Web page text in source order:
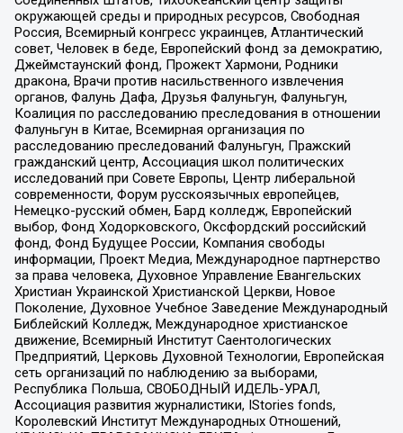
окружающей среды и природных ресурсов, Свободная
Россия, Всемирный конгресс украинцев, Атлантический
совет, Человек в беде, Европейский фонд за демократию,
Джеймстаунский фонд, Прожект Хармони, Родники
дракона, Врачи против насильственного извлечения
органов, Фалунь Дафа, Друзья Фалуньгун, Фалуньгун,
Коалиция по расследованию преследования в отношении
Фалуньгун в Китае, Всемирная организация по
расследованию преследований Фалуньгун, Пражский
гражданский центр, Ассоциация школ политических
исследований при Совете Европы, Центр либеральной
современности, Форум русскоязычных европейцев,
Немецко-русский обмен, Бард колледж, Европейский
выбор, Фонд Ходорковского, Оксфордский российский
фонд, Фонд Будущее России, Компания свободы
информации, Проект Медиа, Международное партнерство
за права человека, Духовное Управление Евангельских
Христиан Украинской Христианской Церкви, Новое
Поколение, Духовное Учебное Заведение Международный
Библейский Колледж, Международное христианское
движение, Всемирный Институт Саентологических
Предприятий, Церковь Духовной Технологии, Европейская
сеть организаций по наблюдению за выборами,
Республика Польша, СВОБОДНЫЙ ИДЕЛЬ-УРАЛ,
Ассоциация развития журналистики, IStories fonds,
Королевский Институт Международных Отношений,